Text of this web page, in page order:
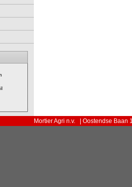
Mortier Agri n.v. | Oostendse